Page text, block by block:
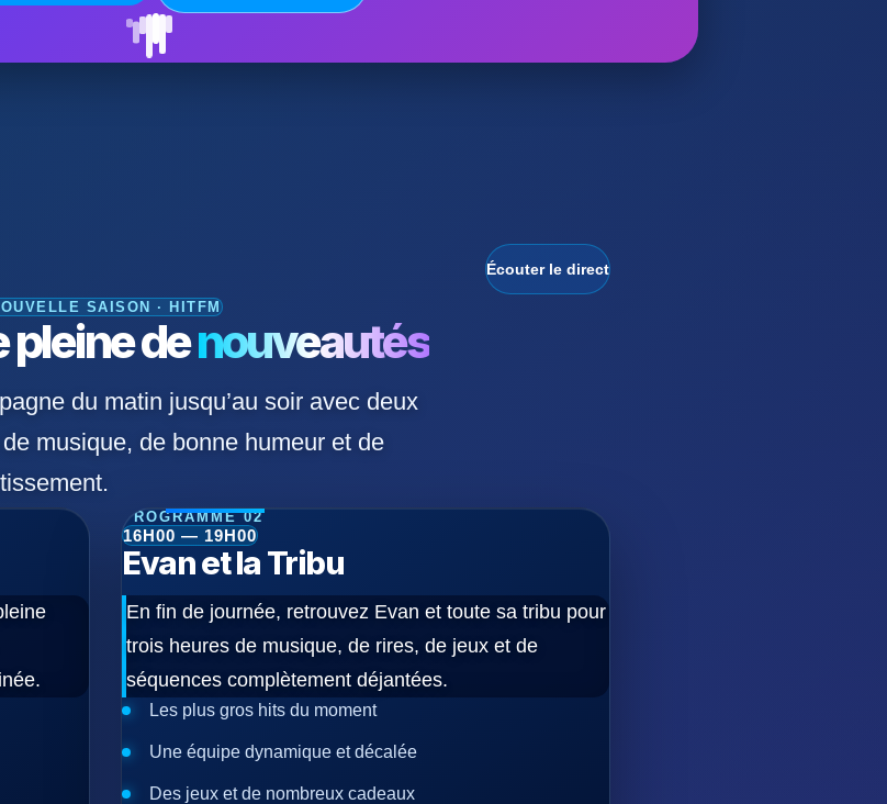
Écouter le direct
SAISON · HITFM
pleine denouveautés
du matin jusqu’au soir avec deux
musique, de bonne humeur et de
PROGRAMME 02
16H00 — 19H00
Evan et la Tribu
En fin de journée, retrouvez Evan et toute sa tribu pour
trois heures de musique, de rires, de jeux et de
séquences complètement déjantées.
Les plus gros hits du moment
Une équipe dynamique et décalée
Des jeux et de nombreux cadeaux